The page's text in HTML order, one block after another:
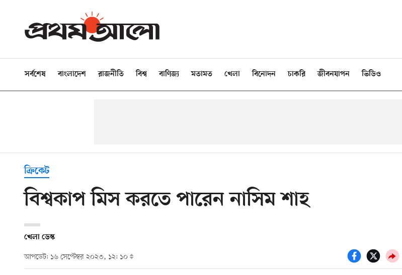
সর্বশেষ বাংলাদেশ রাজনীতি বিশ্ব বাণিজ্য মতামত খেলা বিনোদন চাকরি জীবনযাপন ভিডিও
ক্রিকেট
বিশ্বকাপ মিস করতে পারেন নাসিম শাহ
খেলা ডেস্ক
আপডেট: ১৬ সেপ্টেম্বর ২০২৩, ১২: ১০